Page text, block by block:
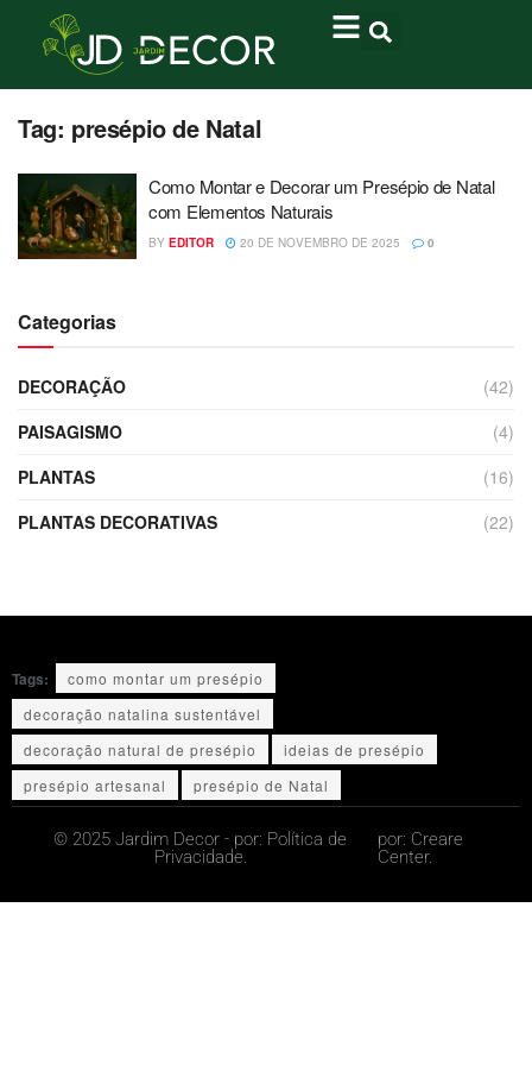
Tag: presépio de Natal
Como Montar e Decorar um Presépio de Natal
com Elementos Naturais
BY EDITOR 20 DE NOVEMBRO DE 2025 0
Categorias
DECORAÇÃO
(42)
PAISAGISMO
(4)
PLANTAS
(16)
PLANTAS DECORATIVAS
(22)
Tags:
como montar um presépio
decoração natalina sustentável
decoração natural de presépio
ideias de presépio
presépio artesanal
presépio de Natal
© 2025 Jardim Decor - por: Política de
Privacidade.
por: Creare
Center.